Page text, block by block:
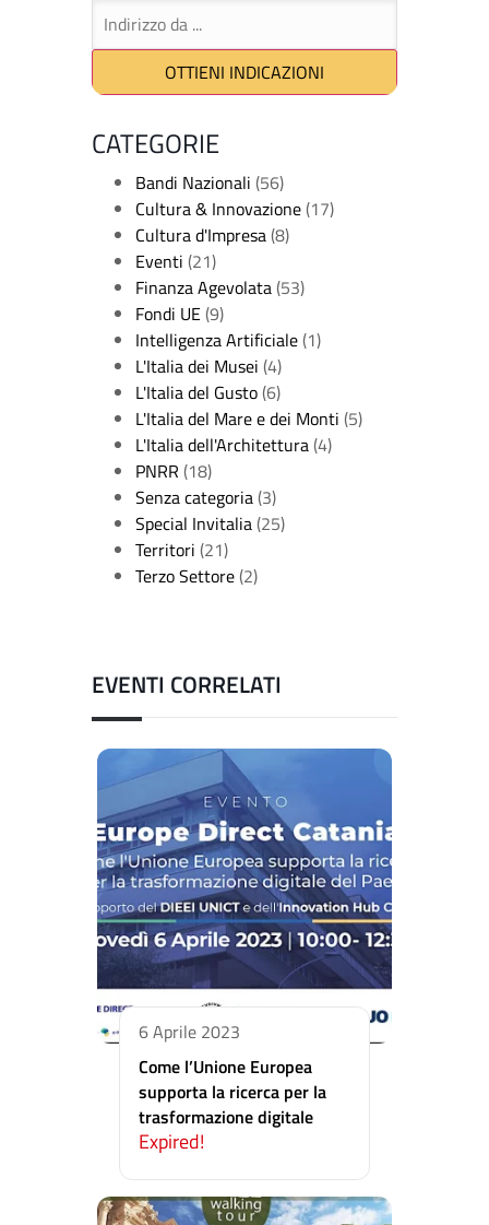
CATEGORIE
Bandi Nazionali (56)
Cultura & Innovazione(17)
Cultura d'Impresa(8)
Eventi (21)
Finanza Agevolata(53)
Fondi UE(9)
Intelligenza Artificiale(1)
L'Italia dei Musei (4)
L'Italia del Gusto(6)
L'Italia del Mare e dei Monti (5)
L'Italia dell'Architettura(4)
PNRR (18)
Senza categoria(3)
Special Invitalia(25)
Territori (21)
Terzo Settore(2)
EVENTI CORRELATI
6 Aprile 2023
Come l’Unione Europea
supporta la ricerca per la
trasformazione digitale
Expired!